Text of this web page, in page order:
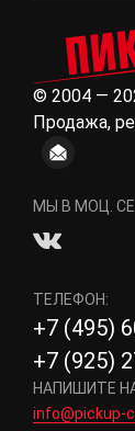
© 2004 —
Продажа,
МЫ В МОЦ.
ТЕЛЕФОН:
+7 (495)
+7 (925)
НАПИШИТЕ
info@pickup-